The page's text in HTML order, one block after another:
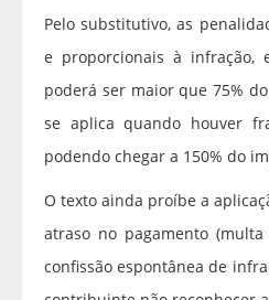
Pelo substitutivo, as
e proporcionais à
poderá ser maior que 75%
se aplica quando houver
podendo chegar a 150% do
O texto ainda proíbe a
atraso no pagamento
confissão espontânea de